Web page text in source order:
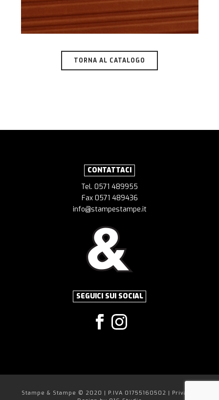
TORNA AL CATALOGO
CONTATTACI
Tel. 0571 489955
Fax 0571 489436
info@stampestampe.it
SEGUICI SUI SOCIAL
Stampe & Stampe © 2020 | P.IVA 01755160502 | Privacy